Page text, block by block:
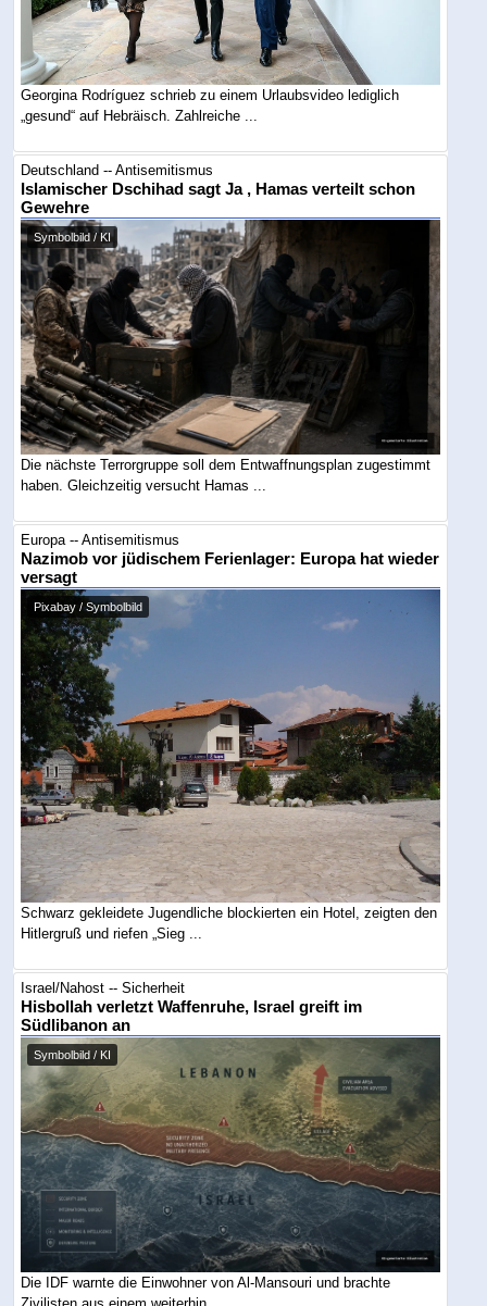
Georgina Rodríguez schrieb zu einem Urlaubsvideo lediglich
„gesund“ auf Hebräisch. Zahlreiche ...
Deutschland -- Antisemitismus
Islamischer Dschihad sagt Ja , Hamas verteilt schon
Gewehre
Symbolbild / KI
Die nächste Terrorgruppe soll dem Entwaffnungsplan zugestimmt
haben. Gleichzeitig versucht Hamas ...
Europa -- Antisemitismus
Nazimob vor jüdischem Ferienlager: Europa hat wieder
versagt
Pixabay / Symbolbild
Schwarz gekleidete Jugendliche blockierten ein Hotel, zeigten den
Hitlergruß und riefen „Sieg ...
Israel/Nahost -- Sicherheit
Hisbollah verletzt Waffenruhe, Israel greift im
Südlibanon an
Symbolbild / KI
Die IDF warnte die Einwohner von Al-Mansouri und brachte